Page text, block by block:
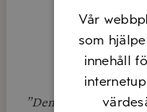
”Den här ekologiska
Vår
som
innehåll